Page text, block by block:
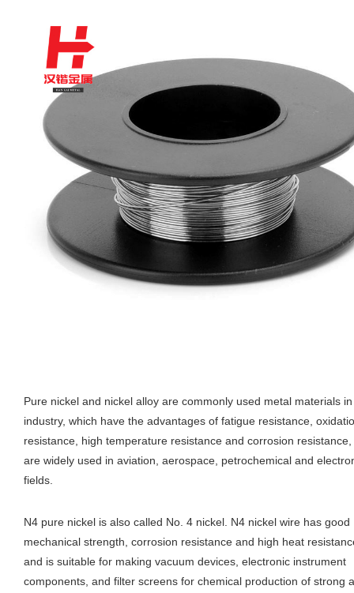
Pure nickel and nickel alloy are commonly used metal materials in
industry, which have the advantages of fatigue resistance,
resistance, high temperature resistance and corrosion
are widely used in aviation, aerospace, petrochemical and
fields.
N4 pure nickel is also called No. 4 nickel. N4 nickel wire has good
mechanical strength, corrosion resistance and high heat
and is suitable for making vacuum devices, electronic instrument
components, and filter screens for chemical production of strong